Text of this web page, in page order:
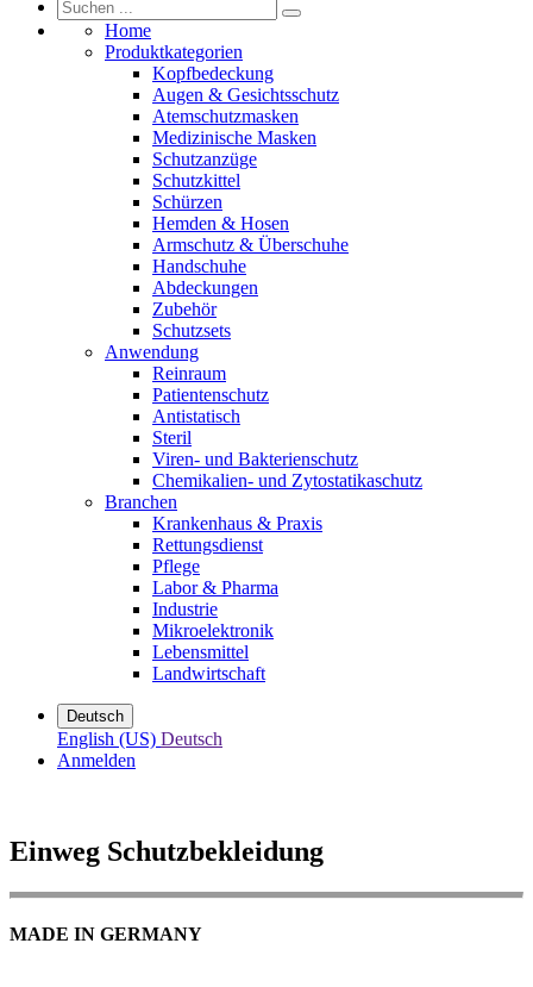
Home
Produktkategorien
Kopfbedeckung
Augen & Gesichtsschutz
Atemschutzmasken
Medizinische Masken
Schutzanzüge
Schutzkittel
Schürzen
Hemden & Hosen
Armschutz & Überschuhe
Handschuhe
Abdeckungen
Zubehör
Schutzsets
Anwendung
Reinraum
Patientenschutz
Antistatisch
Steril
Viren- und Bakterienschutz
Chemikalien- und Zytostatikaschutz
Branchen
Krankenhaus & Praxis
Rettungsdienst
Pflege
Labor & Pharma
Industrie
Mikroelektronik
Lebensmittel
Landwirtschaft
Deutsch
English (US) Deutsch
Anmelden
Einweg Schutzbekleidung
MADE IN GERMANY